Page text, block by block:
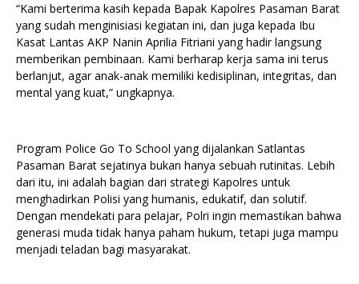
“Kami berterima kasih kepada Bapak Kapolres Pasaman Barat
yang sudah menginisiasi kegiatan ini, dan juga kepada Ibu
Kasat Lantas AKP Nanin Aprilia Fitriani yang hadir langsung
memberikan pembinaan. Kami berharap kerja sama ini terus
berlanjut, agar anak-anak memiliki kedisiplinan, integritas, dan
mental yang kuat,” ungkapnya.
Program Police Go To School yang dijalankan Satlantas
Pasaman Barat sejatinya bukan hanya sebuah rutinitas. Lebih
dari itu, ini adalah bagian dari strategi Kapolres untuk
menghadirkan Polisi yang humanis, edukatif, dan solutif.
Dengan mendekati para pelajar, Polri ingin memastikan bahwa
generasi muda tidak hanya paham hukum, tetapi juga mampu
menjadi teladan bagi masyarakat.